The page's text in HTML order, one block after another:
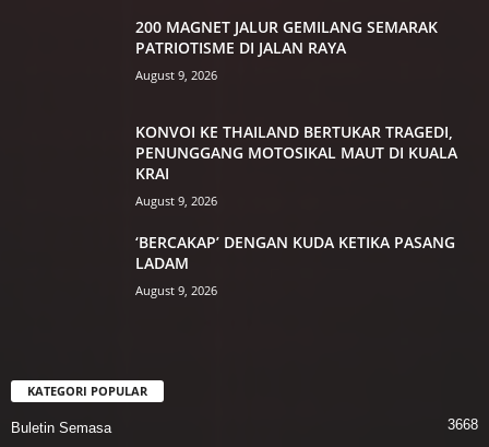
200 MAGNET JALUR GEMILANG SEMARAK
PATRIOTISME DI JALAN RAYA
August 9, 2026
KONVOI KE THAILAND BERTUKAR TRAGEDI,
PENUNGGANG MOTOSIKAL MAUT DI KUALA
KRAI
August 9, 2026
‘BERCAKAP’ DENGAN KUDA KETIKA PASANG
LADAM
August 9, 2026
KATEGORI POPULAR
Buletin Semasa 3668